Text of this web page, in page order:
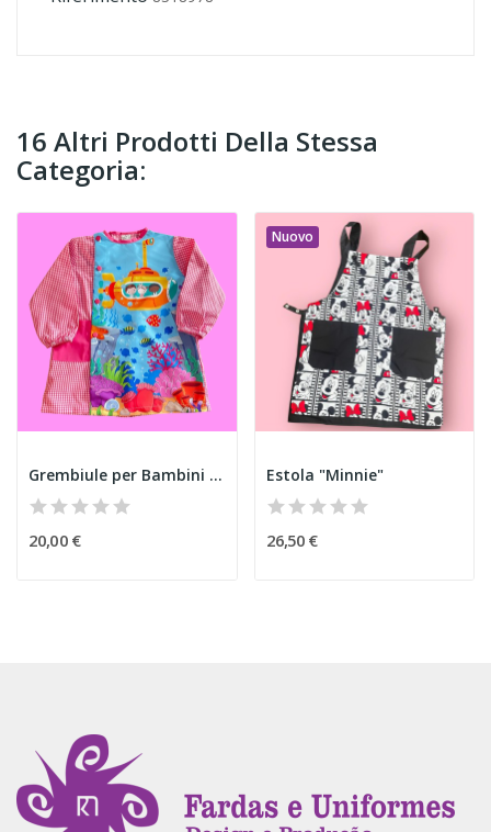
16 Altri Prodotti Della Stessa
Categoria:
Grembiule per Bambini "Sottomarino"
20,00 €
Nuovo
Estola "Minnie"
26,50 €